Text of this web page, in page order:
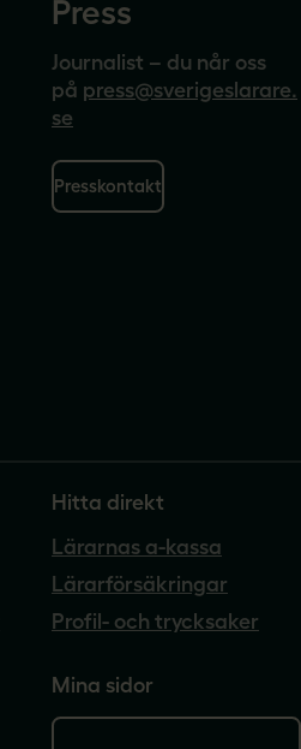
Press
Journalist – du når oss
på press@sverigeslarare.
se
Presskontakt
Hitta direkt
Lärarnas a-kassa
Lärarförsäkringar
Profil- och trycksaker
Mina sidor